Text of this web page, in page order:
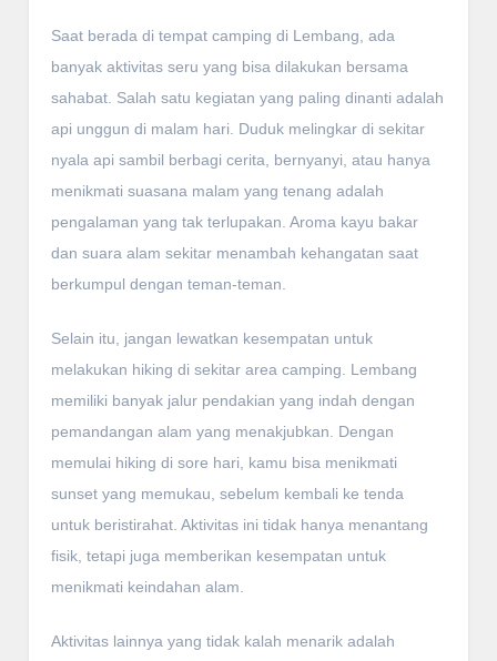
Saat berada di tempat camping di Lembang, ada
banyak aktivitas seru yang bisa dilakukan bersama
sahabat. Salah satu kegiatan yang paling dinanti adalah
api unggun di malam hari. Duduk melingkar di sekitar
nyala api sambil berbagi cerita, bernyanyi, atau hanya
menikmati suasana malam yang tenang adalah
pengalaman yang tak terlupakan. Aroma kayu bakar
dan suara alam sekitar menambah kehangatan saat
berkumpul dengan teman-teman.
Selain itu, jangan lewatkan kesempatan untuk
melakukan hiking di sekitar area camping. Lembang
memiliki banyak jalur pendakian yang indah dengan
pemandangan alam yang menakjubkan. Dengan
memulai hiking di sore hari, kamu bisa menikmati
sunset yang memukau, sebelum kembali ke tenda
untuk beristirahat. Aktivitas ini tidak hanya menantang
fisik, tetapi juga memberikan kesempatan untuk
menikmati keindahan alam.
Aktivitas lainnya yang tidak kalah menarik adalah